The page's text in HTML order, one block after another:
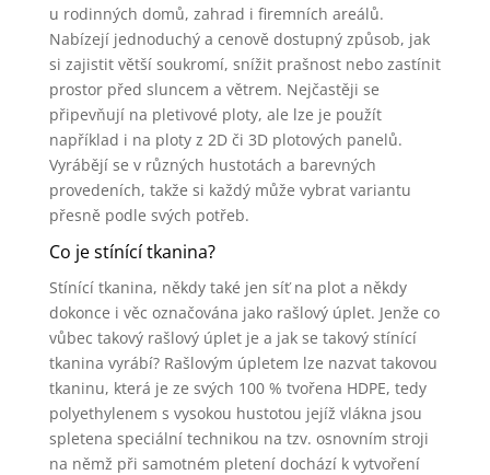
u rodinných domů, zahrad i firemních areálů.
Nabízejí jednoduchý a cenově dostupný způsob, jak
si zajistit větší soukromí, snížit prašnost nebo zastínit
prostor před sluncem a větrem. Nejčastěji se
připevňují na pletivové ploty, ale lze je použít
například i na ploty z 2D či 3D plotových panelů.
Vyrábějí se v různých hustotách a barevných
provedeních, takže si každý může vybrat variantu
přesně podle svých potřeb.
Co je stínící tkanina?
Stínící tkanina, někdy také jen síť na plot a někdy
dokonce i věc označována jako rašlový úplet. Jenže co
vůbec takový rašlový úplet je a jak se takový stínící
tkanina vyrábí? Rašlovým úpletem lze nazvat takovou
tkaninu, která je ze svých 100 % tvořena HDPE, tedy
polyethylenem s vysokou hustotou jejíž vlákna jsou
spletena speciální technikou na tzv. osnovním stroji
na němž při samotném pletení dochází k vytvoření